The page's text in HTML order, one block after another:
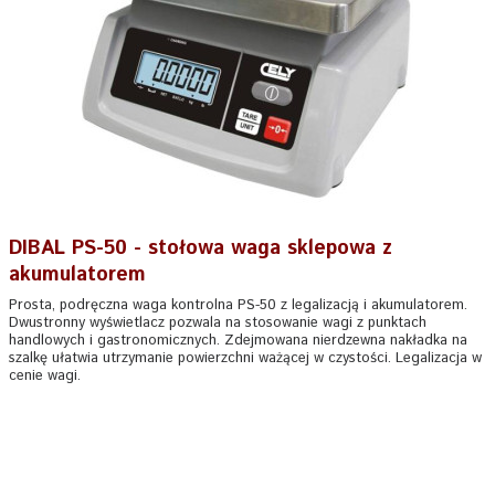
DIBAL PS-50 - stołowa waga sklepowa z
akumulatorem
Prosta, podręczna waga kontrolna PS-50 z legalizacją i akumulatorem.
Dwustronny wyświetlacz pozwala na stosowanie wagi z punktach
handlowych i gastronomicznych. Zdejmowana nierdzewna nakładka na
szalkę ułatwia utrzymanie powierzchni ważącej w czystości. Legalizacja w
cenie wagi.